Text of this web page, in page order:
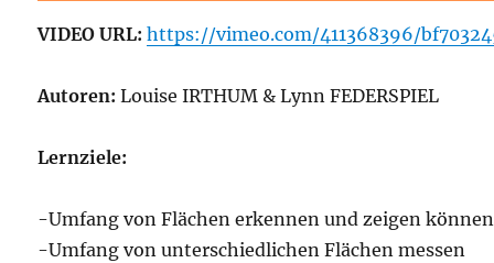
VIDEO URL: https://vimeo.com/411368396/
Autoren: Louise IRTHUM & Lynn FEDERSPIEL
Lernziele:
-Umfang von Flächen erkennen und zeigen können
-Umfang von unterschiedlichen Flächen messen